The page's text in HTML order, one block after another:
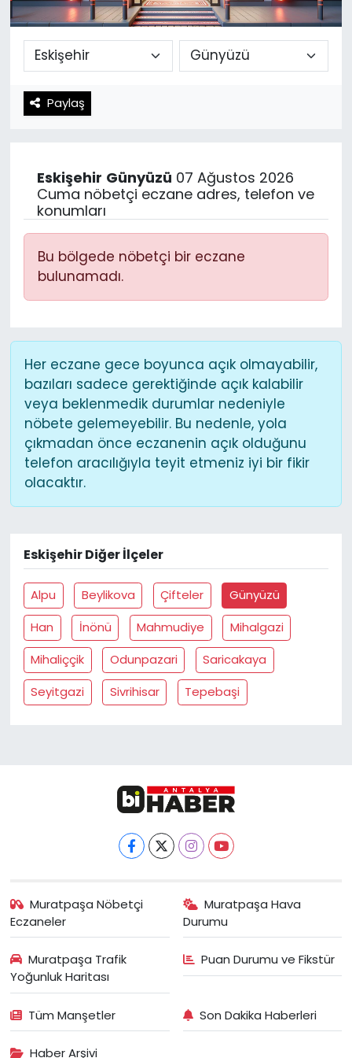
Paylaş
Eskişehir Günyüzü 07 Ağustos 2026
Cuma nöbetçi eczane adres, telefon ve
konumları
Bu bölgede nöbetçi bir eczane
bulunamadı.
Her eczane gece boyunca açık olmayabilir,
bazıları sadece gerektiğinde açık kalabilir
veya beklenmedik durumlar nedeniyle
nöbete gelemeyebilir. Bu nedenle, yola
çıkmadan önce eczanenin açık olduğunu
telefon aracılığıyla teyit etmeniz iyi bir fikir
olacaktır.
Eskişehir Diğer İlçeler
Alpu Beylikova Çifteler
Günyüzü
Han
İnönü Mahmudiye
Mihalgazi
Mihaliççik
Odunpazari
Saricakaya
Seyitgazi
Sivrihisar Tepebaşi
Muratpaşa Nöbetçi
Eczaneler
Muratpaşa Hava
Durumu
Muratpaşa Trafik
Yoğunluk Haritası
Puan Durumu ve Fikstür
Tüm Manşetler Son Dakika Haberleri
Haber Arşivi
Spor
Teknoloji
Resmi İlanlar
Teknoloji
Yaşam
Künye
İletişim